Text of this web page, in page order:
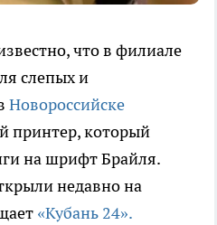
что в филиале
слепых и
Новороссийске
принтер, который
на шрифт Брайля.
недавно на
«Кубань 24».